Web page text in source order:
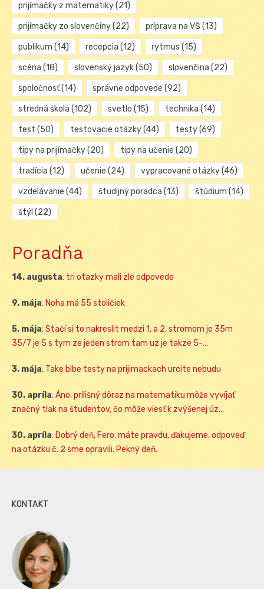
prijímačky z matematiky(21)
prijímačky zo slovenčiny(22) príprava na VŠ (13)
publikum (14) recepcia (12) rytmus (15)
scéna (18) slovenský jazyk(50) slovenčina (22)
spoločnosť(14) správne odpovede (92)
stredná škola (102) svetlo (15) technika (14)
test (50) testovacie otázky(44) testy(69)
tipy na prijímačky(20) tipy na učenie (20)
tradícia (12) učenie (24) vypracované otázky(46)
vzdelávanie (44) študijný poradca (13) štúdium (14)
štýl (22)
Poradňa
14. augusta: tri otazky mali zle odpovede
9. mája: Noha má 55 stoličiek
5. mája: Stačí si to nakreslit medzi 1, a 2, stromom je 35m
35/7 je 5 s tym ze jeden strom tam uz je takze 5-...
3. mája: Take blbe testy na prijimackach urcite nebudu
30. apríla: Áno, prílišný dôraz na matematiku môže vyvíjať
značný tlak na študentov, čo môže viesť k zvýšenej úz...
30. apríla: Dobrý deň, Fero, máte pravdu, ďakujeme, odpoveď
na otázku č. 2 sme opravili. Pekný deň.
KONTAKT